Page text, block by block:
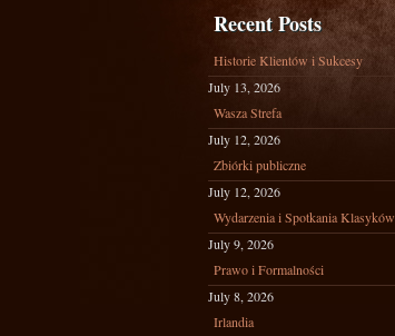
Recent Posts
Historie Klientów i Sukcesy
July 13, 2026
Wasza Strefa
July 12, 2026
Zbiórki publiczne
July 12, 2026
Wydarzenia i Spotkania Klasyków
July 9, 2026
Prawo i Formalności
July 8, 2026
Irlandia